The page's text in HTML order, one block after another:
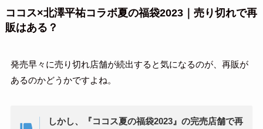
ココス×北澤平祐コラボ夏の福袋2023｜売り切れで再
販はある？
発売早々に売り切れ店舗が続出すると気になるのが、再販が
あるのかどうかですよね。
しかし、『ココス夏の福袋2023』の完売店舗で再